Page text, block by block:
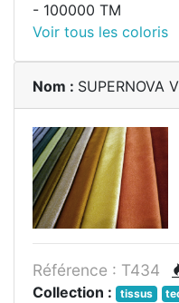
- 100000 TM
Voir tous les coloris
Nom : SUPERNOVA
Référence : T434
Collection : tissus